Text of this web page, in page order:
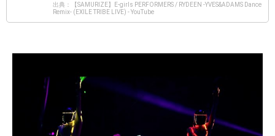
出典：【SAMURIZE】E-girls PERFORMERS / RYDEEN -YVES&ADAMS Dance
Remix- (EXILE TRIBE LIVE) - YouTube